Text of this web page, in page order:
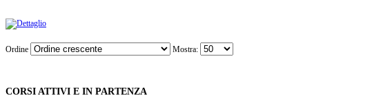
Ordine Mostra:
CORSI ATTIVI E IN PARTENZA